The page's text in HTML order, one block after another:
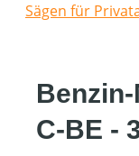
Sägen für
C-BE -